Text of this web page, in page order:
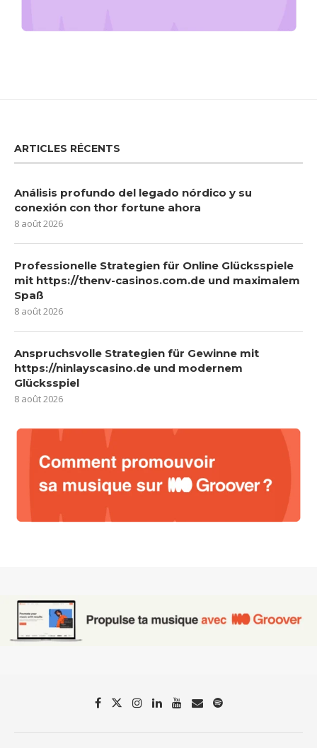
ARTICLES RÉCENTS
Análisis profundo del legado nórdico y su
conexión con thor fortune ahora
8 août 2026
Professionelle Strategien für Online Glücksspiele
mit https://thenv-casinos.com.de und maximalem
Spaß
8 août 2026
Anspruchsvolle Strategien für Gewinne mit
https://ninlayscasino.de und modernem
Glücksspiel
8 août 2026